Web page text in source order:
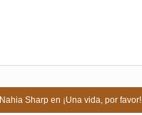
Nahia Sharp en ¡Una vida, por favor!